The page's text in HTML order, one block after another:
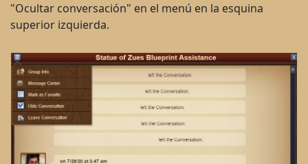
"Ocultar conversación" en el menú en la esquina
superior izquierda.